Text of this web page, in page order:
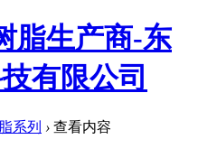
系列 › 查看内容